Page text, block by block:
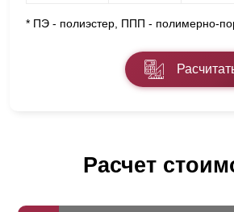
* ПЭ - полиэстер, ППП - полимерно-
Расчет